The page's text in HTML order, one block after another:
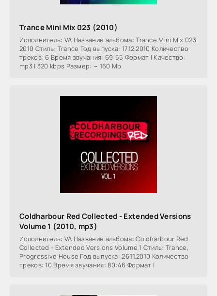
Trance Mini Mix 023 (2010)
Исполнитель: VA Название альбома: Trance Mini Mix 023
2010 Стиль: Trance Год выпуска: 17.12.2010 Количество
треков: 6 Время звучания: 69:55 Формат | Качество:
mp3 | 320 kbps Размер: ~ 160 Mb
Coldharbour Red Collected - Extended Versions
Volume 1 (2010, mp3)
Исполнитель: VA Название альбома: Coldharbour Red
Collected - Extended Versions Volume 1 Стиль: Trance,
Progressive House Год выпуска: 26.11.2010 Количество
треков: 10 Время звучания: 80:46 Формат |